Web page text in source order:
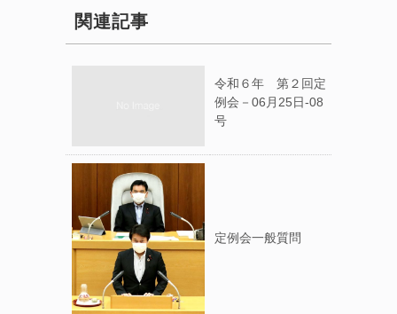
関連記事
令和６年 第２回定
例会－06月25日-08
号
定例会一般質問